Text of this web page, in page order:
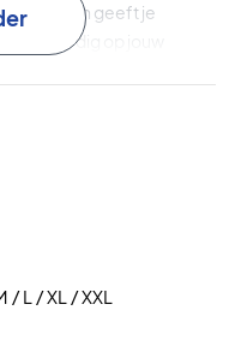
en geeft je
je volledig op jouw
ventilatie.
en
/ L / XL / XXL